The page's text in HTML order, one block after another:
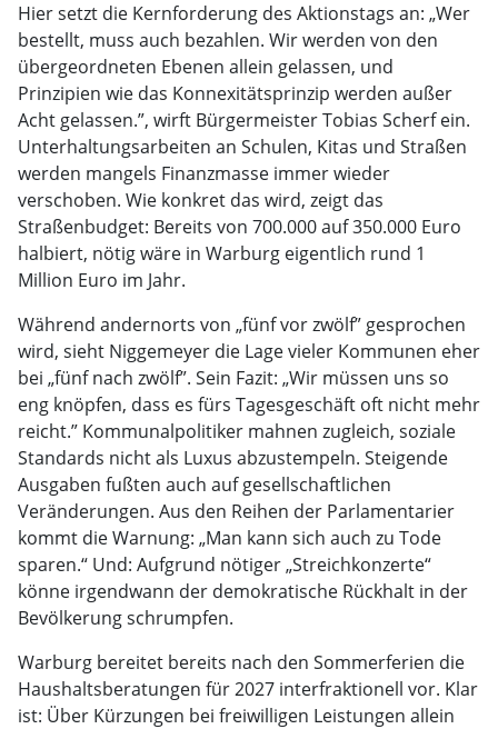
Hier setzt die Kernforderung des Aktionstags an: „Wer
bestellt, muss auch bezahlen. Wir werden von den
übergeordneten Ebenen allein gelassen, und
Prinzipien wie das Konnexitätsprinzip werden außer
Acht gelassen.”, wirft Bürgermeister Tobias Scherf ein.
Unterhaltungsarbeiten an Schulen, Kitas und Straßen
werden mangels Finanzmasse immer wieder
verschoben. Wie konkret das wird, zeigt das
Straßenbudget: Bereits von 700.000 auf 350.000 Euro
halbiert, nötig wäre in Warburg eigentlich rund 1
Million Euro im Jahr.
Während andernorts von „fünf vor zwölf” gesprochen
wird, sieht Niggemeyer die Lage vieler Kommunen eher
bei „fünf nach zwölf”. Sein Fazit: „Wir müssen uns so
eng knöpfen, dass es fürs Tagesgeschäft oft nicht mehr
reicht.” Kommunalpolitiker mahnen zugleich, soziale
Standards nicht als Luxus abzustempeln. Steigende
Ausgaben fußten auch auf gesellschaftlichen
Veränderungen. Aus den Reihen der Parlamentarier
kommt die Warnung: „Man kann sich auch zu Tode
sparen.“ Und: Aufgrund nötiger „Streichkonzerte“
könne irgendwann der demokratische Rückhalt in der
Bevölkerung schrumpfen.
Warburg bereitet bereits nach den Sommerferien die
Haushaltsberatungen für 2027 interfraktionell vor. Klar
ist: Über Kürzungen bei freiwilligen Leistungen allein